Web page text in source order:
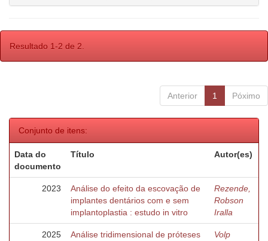
Resultado 1-2 de 2.
Anterior 1 Póximo
Conjunto de itens:
Data do
documento
Título Autor(es)
2023
Análise do efeito da escovação de
implantes dentários com e sem
implantoplastia : estudo in vitro
Rezende,
Robson
Iralla
2025
Análise tridimensional de próteses
Volp